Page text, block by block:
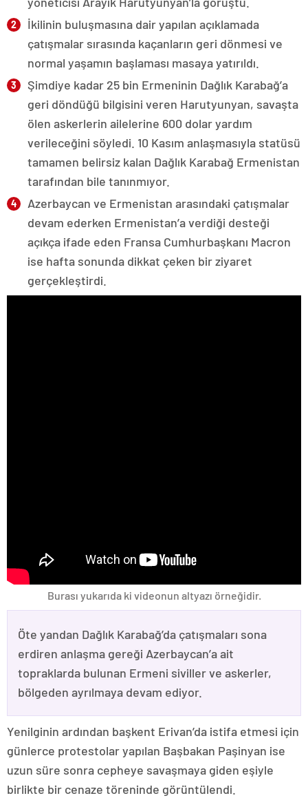
İkilinin buluşmasına dair yapılan açıklamada
çatışmalar sırasında kaçanların geri dönmesi ve
normal yaşamın başlaması masaya yatırıldı.
Şimdiye kadar 25 bin Ermeninin Dağlık Karabağ’a
geri döndüğü bilgisini veren Harutyunyan, savaşta
ölen askerlerin ailelerine 600 dolar yardım
verileceğini söyledi. 10 Kasım anlaşmasıyla statüsü
tamamen belirsiz kalan Dağlık Karabağ Ermenistan
tarafından bile tanınmıyor.
Azerbaycan ve Ermenistan arasındaki çatışmalar
devam ederken Ermenistan’a verdiği desteği
açıkça ifade eden Fransa Cumhurbaşkanı Macron
ise hafta sonunda dikkat çeken bir ziyaret
gerçekleştirdi.
Burası yukarıda ki videonun altyazı örneğidir.
Öte yandan Dağlık Karabağ’da çatışmaları sona
erdiren anlaşma gereği Azerbaycan’a ait
topraklarda bulunan Ermeni siviller ve askerler,
bölgeden ayrılmaya devam ediyor.
Yenilginin ardından başkent Erivan’da istifa etmesi için
günlerce protestolar yapılan Başbakan Paşinyan ise
uzun süre sonra cepheye savaşmaya giden eşiyle
birlikte bir cenaze töreninde görüntülendi.